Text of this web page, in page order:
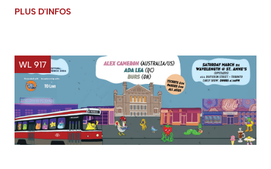
PLUS D'INFOS
WL 917